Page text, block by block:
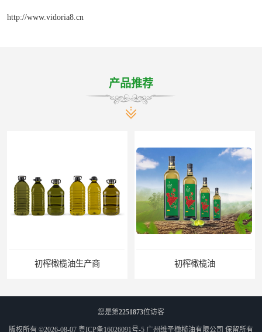
http://www.vidoria8.cn
产品推荐
初榨橄榄油生产商 初榨橄榄油
您是第2251873位访客
版权所有 ©2026-08-07 粤ICP备16026091号-5 广州维圣橄榄油有限公司 保留所有